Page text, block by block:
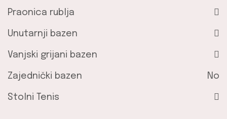
Praonica rublja
Unutarnji bazen
Vanjski grijani bazen
Zajednički bazen No
Stolni Tenis